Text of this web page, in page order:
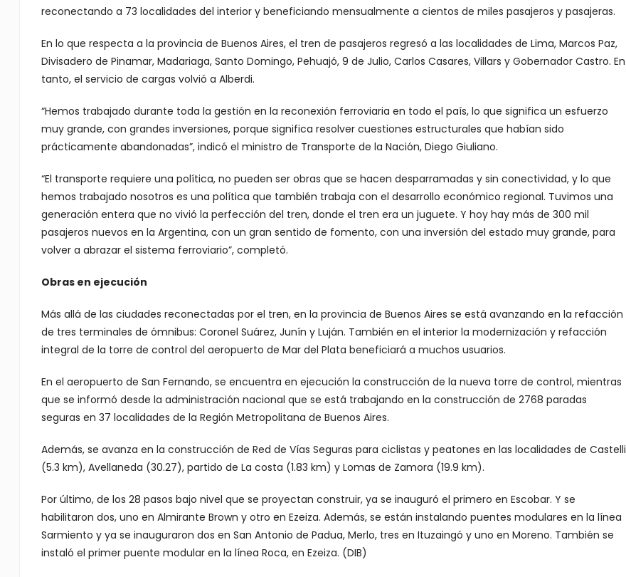
reconectando a 73 localidades del interior y beneficiando mensualmente a cientos de miles pasajeros y pasajeras.
En lo que respecta a la provincia de Buenos Aires, el tren de pasajeros regresó a las localidades de Lima, Marcos Paz,
Divisadero de Pinamar, Madariaga, Santo Domingo, Pehuajó, 9 de Julio, Carlos Casares, Villars y Gobernador Castro. En
tanto, el servicio de cargas volvió a Alberdi.
“Hemos trabajado durante toda la gestión en la reconexión ferroviaria en todo el país, lo que significa un esfuerzo
muy grande, con grandes inversiones, porque significa resolver cuestiones estructurales que habían sido
prácticamente abandonadas”, indicó el ministro de Transporte de la Nación, Diego Giuliano.
“El transporte requiere una política, no pueden ser obras que se hacen desparramadas y sin conectividad, y lo que
hemos trabajado nosotros es una política que también trabaja con el desarrollo económico regional. Tuvimos una
generación entera que no vivió la perfección del tren, donde el tren era un juguete. Y hoy hay más de 300 mil
pasajeros nuevos en la Argentina, con un gran sentido de fomento, con una inversión del estado muy grande, para
volver a abrazar el sistema ferroviario”, completó.
Obras en ejecución
Más allá de las ciudades reconectadas por el tren, en la provincia de Buenos Aires se está avanzando en la refacción
de tres terminales de ómnibus: Coronel Suárez, Junín y Luján. También en el interior la modernización y refacción
integral de la torre de control del aeropuerto de Mar del Plata beneficiará a muchos usuarios.
En el aeropuerto de San Fernando, se encuentra en ejecución la construcción de la nueva torre de control, mientras
que se informó desde la administración nacional que se está trabajando en la construcción de 2768 paradas
seguras en 37 localidades de la Región Metropolitana de Buenos Aires.
Además, se avanza en la construcción de Red de Vías Seguras para ciclistas y peatones en las localidades de Castelli
(5.3 km), Avellaneda (30.27), partido de La costa (1.83 km) y Lomas de Zamora (19.9 km).
Por último, de los 28 pasos bajo nivel que se proyectan construir, ya se inauguró el primero en Escobar. Y se
habilitaron dos, uno en Almirante Brown y otro en Ezeiza. Además, se están instalando puentes modulares en la línea
Sarmiento y ya se inauguraron dos en San Antonio de Padua, Merlo, tres en Ituzaingó y uno en Moreno. También se
instaló el primer puente modular en la línea Roca, en Ezeiza. (DIB)